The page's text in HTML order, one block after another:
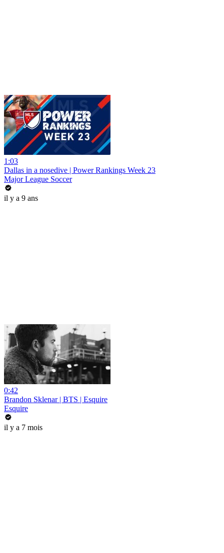
1:03
Dallas in a nosedive | Power Rankings Week 23
Major League Soccer
il y a 9 ans
0:42
Brandon Sklenar | BTS | Esquire
Esquire
il y a 7 mois